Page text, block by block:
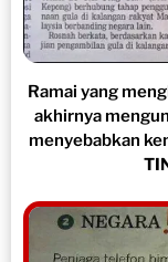
Ramai yang
akhirnya
menyebabkan